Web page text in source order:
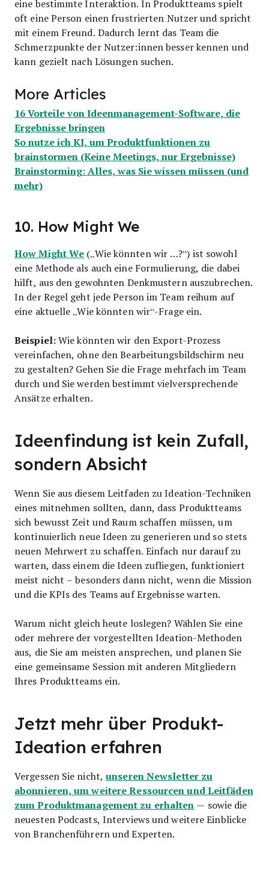
eine bestimmte Interaktion. In Produktteams spielt
oft eine Person einen frustrierten Nutzer und spricht
mit einem Freund. Dadurch lernt das Team die
Schmerzpunkte der Nutzer:innen besser kennen und
kann gezielt nach Lösungen suchen.
More Articles
16 Vorteile von Ideenmanagement-Software, die
Ergebnisse bringen
So nutze ich KI, um Produktfunktionen zu
brainstormen (Keine Meetings, nur Ergebnisse)
Brainstorming: Alles, was Sie wissen müssen (und
mehr)
10. How Might We
How Might We („Wie könnten wir …?“) ist sowohl
eine Methode als auch eine Formulierung, die dabei
hilft, aus den gewohnten Denkmustern auszubrechen.
In der Regel geht jede Person im Team reihum auf
eine aktuelle „Wie könnten wir“-Frage ein.
Beispiel:Wie könnten wir den Export-Prozess
vereinfachen, ohne den Bearbeitungsbildschirm neu
zu gestalten? Gehen Sie die Frage mehrfach im Team
durch und Sie werden bestimmt vielversprechende
Ansätze erhalten.
Ideenfindung ist kein Zufall,
sondern Absicht
Wenn Sie aus diesem Leitfaden zu Ideation-Techniken
eines mitnehmen sollten, dann, dass Produktteams
sich bewusst Zeit und Raum schaffen müssen, um
kontinuierlich neue Ideen zu generieren und so stets
neuen Mehrwert zu schaffen. Einfach nur darauf zu
warten, dass einem die Ideen zufliegen, funktioniert
meist nicht – besonders dann nicht, wenn die Mission
und die KPIs des Teams auf Ergebnisse warten.
Warum nicht gleich heute loslegen? Wählen Sie eine
oder mehrere der vorgestellten Ideation-Methoden
aus, die Sie am meisten ansprechen, und planen Sie
eine gemeinsame Session mit anderen Mitgliedern
Ihres Produktteams ein.
Jetzt mehr über Produkt-
Ideation erfahren
Vergessen Sie nicht,unseren Newsletter zu
abonnieren, um weitere Ressourcen und Leitfäden
zum Produktmanagement zu erhalten — sowie die
neuesten Podcasts, Interviews und weitere Einblicke
von Branchenführern und Experten.